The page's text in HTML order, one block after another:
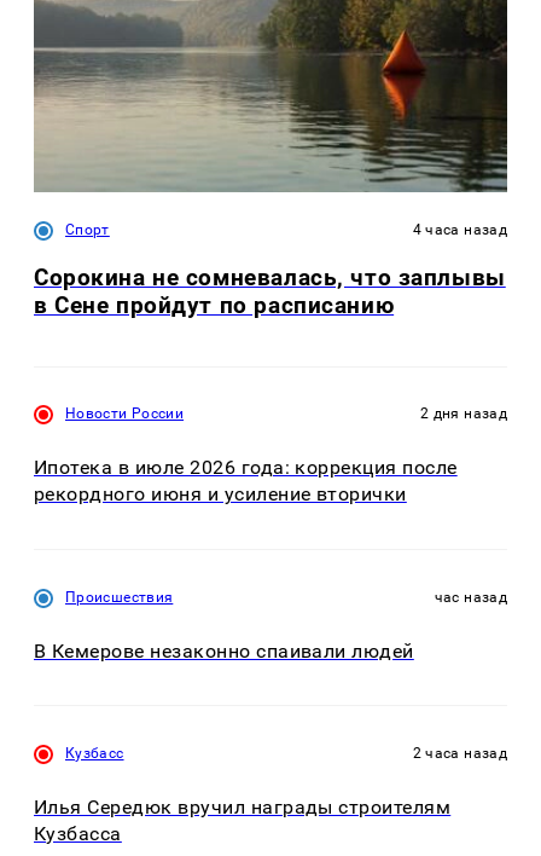
Спорт 4 часа назад
Сорокина не сомневалась, что заплывы
в Сене пройдут по расписанию
Новости России 2 дня назад
Ипотека в июле 2026 года: коррекция после
рекордного июня и усиление вторички
Происшествия час назад
В Кемерове незаконно спаивали людей
Кузбасс 2 часа назад
Илья Середюк вручил награды строителям
Кузбасса